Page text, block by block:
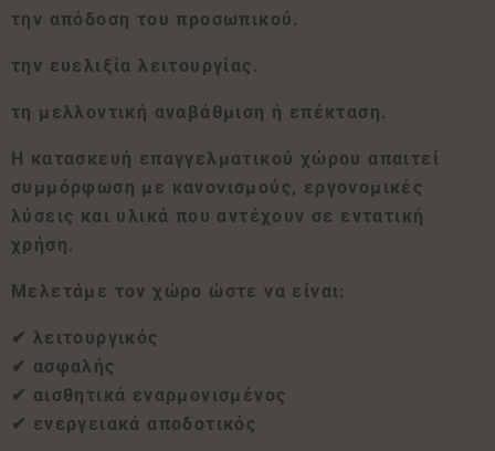
την απόδοση του προσωπικού.
την ευελιξία λειτουργίας.
τη μελλοντική αναβάθμιση ή επέκταση.
Η κατασκευή επαγγελματικού χώρου απαιτεί
συμμόρφωση με κανονισμούς, εργονομικές
λύσεις και υλικά που αντέχουν σε εντατική
χρήση.
Μελετάμε τον χώρο ώστε να είναι:
✔ λειτουργικός
✔ ασφαλής
✔ αισθητικά εναρμονισμένος
✔ ενεργειακά αποδοτικός